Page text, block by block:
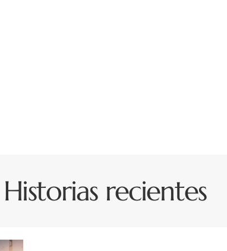
Historias recientes